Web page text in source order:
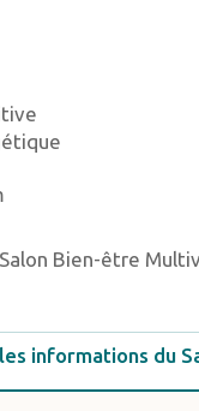
Salon Bien-être
informations du